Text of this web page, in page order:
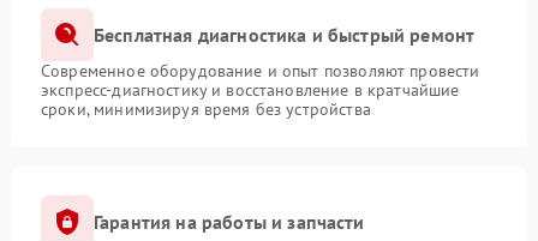
Бесплатная диагностика и быстрый ремонт
Современное оборудование и опыт позволяют провести
экспресс-диагностику и восстановление в кратчайшие
сроки, минимизируя время без устройства
Гарантия на работы и запчасти